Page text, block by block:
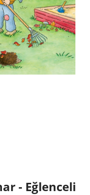
- Eğlenceli